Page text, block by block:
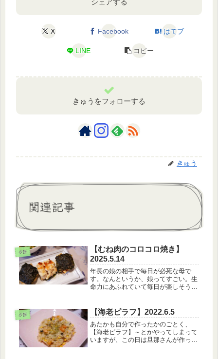
シェアする
X Facebook はてブ
LINE コピー
きゅうをフォローする
きゅう
関連記事
夕飯
【むね肉のコロコロ焼き】
2025.5.14
年長の娘の相手で毎日が必死な母で
す。なんというか、娘ってすごい。生
命力にあふれていて毎日が楽しそう。
い。ほぼ毎日、午前8時過ぎから『マ
マいっしょにあそぼ♡』・・・・あ
れ？...
夕飯 【海老ピラフ】2022.6.5
あたかも自分で作ったかのごとく、
【海老ピラフ】～とかやってしまって
いますが、この日は旦那さんが作って